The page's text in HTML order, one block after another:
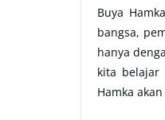
Buya
bangsa,
hanya
kita belajar
Hamka